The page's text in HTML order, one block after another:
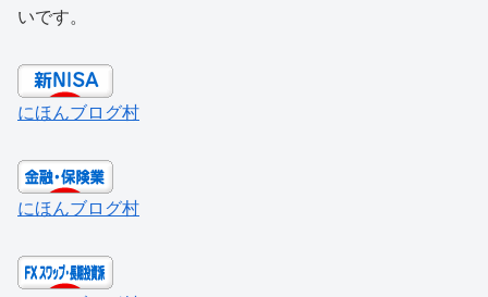
いです。
にほんブログ村
にほんブログ村